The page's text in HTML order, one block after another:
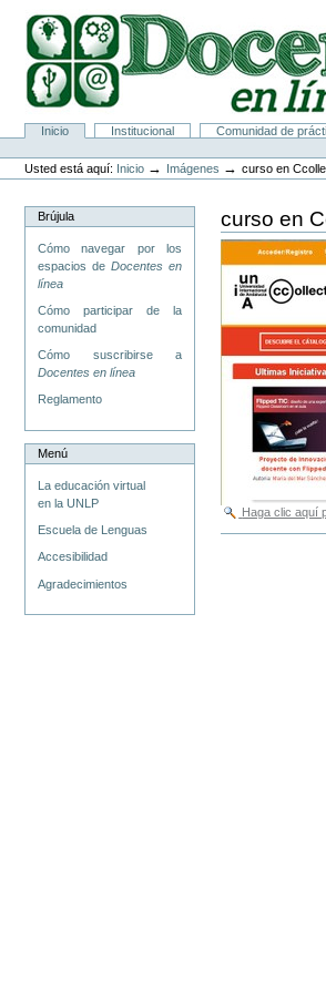
contenido.
Saltar
Secciones
Inicio Institucional Comunidad de
Personales
Usted está aquí: Inicio → Imágenes →curso en
Brújula
Cómo navegar por los
espacios deDocentes en
línea
Cómo participar de la
comunidad
Cómo suscribirse a
Docentes en línea
Reglamento
Menú
La educación virtual
en la UNLP
Escuela de Lenguas
Accesibilidad
Agradecimientos
curso en
Haga clic aquí